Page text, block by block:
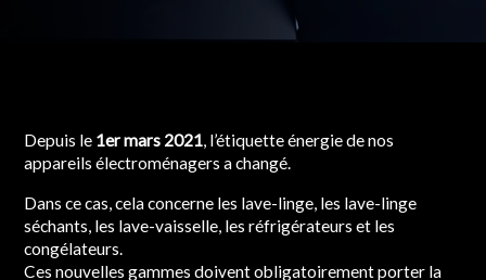
Depuis le 1er mars 2021, l’étiquette énergie de nos
appareils électroménagers a changé.
Dans ce cas, cela concerne les lave-linge, les lave-linge
séchants, les lave-vaisselle, les réfrigérateurs et les
congélateurs.
Ces nouvelles gammes doivent obligatoirement porter la